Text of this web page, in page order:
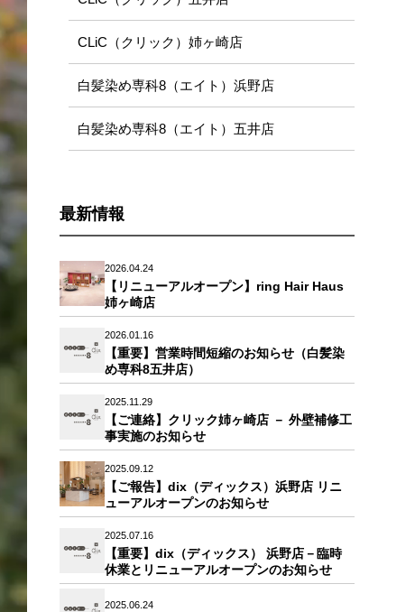
CLiC（クリック）姉ヶ崎店
白髪染め専科8（エイト）浜野店
白髪染め専科8（エイト）五井店
最新情報
2026.04.24
【リニューアルオープン】ring Hair Haus
姉ヶ崎店
2026.01.16
【重要】営業時間短縮のお知らせ（白髪染
め専科8五井店）
2025.11.29
【ご連絡】クリック姉ヶ崎店 － 外壁補修工
事実施のお知らせ
2025.09.12
【ご報告】dix（ディックス）浜野店 リニ
ューアルオープンのお知らせ
2025.07.16
【重要】dix（ディックス） 浜野店－臨時
休業とリニューアルオープンのお知らせ
2025.06.24